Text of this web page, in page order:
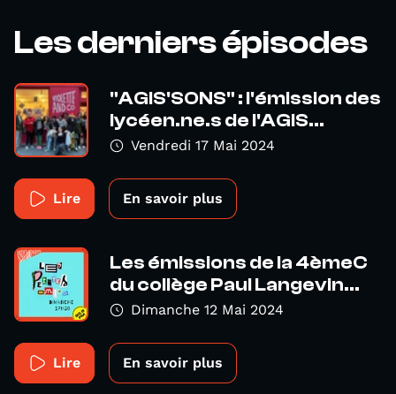
Les derniers épisodes
"AGIS'SONS" : l'émission des
lycéen.ne.s de l'AGIS...
Vendredi 17 Mai 2024
Lire En savoir plus
Les émissions de la 4èmeC
du collège Paul Langevin...
Dimanche 12 Mai 2024
Lire En savoir plus